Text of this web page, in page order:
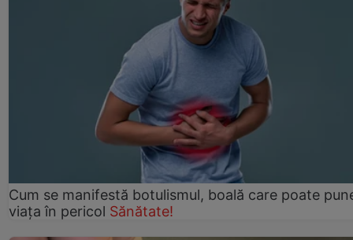
Cum se manifestă botulismul, boală care poate
viaţa în pericol Sănătate!